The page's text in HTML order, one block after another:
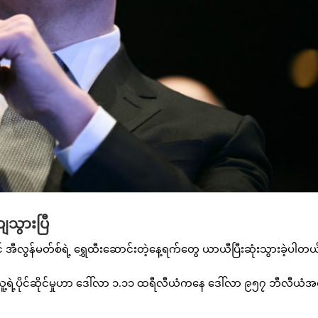
ားပြီ
အီလွန်မတ်စ်ရဲ့ ရွှေထီးဆောင်းတဲ့နေ့ရက်တွေ ယာယီပြီးဆုံးသွားခဲ့ပါတ
ရဲ့ပိုင်ဆိုင်မှုဟာ ဒေါ်လာ ၁.၁၁ ထရီလီယံကနေ ဒေါ်လာ ၉၅၇ ဘီလီယံ